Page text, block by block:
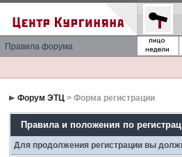
Правила форума
Форум ЭТЦ > Форма регистрации
Правила и положения по
Для продолжения регистрации вы